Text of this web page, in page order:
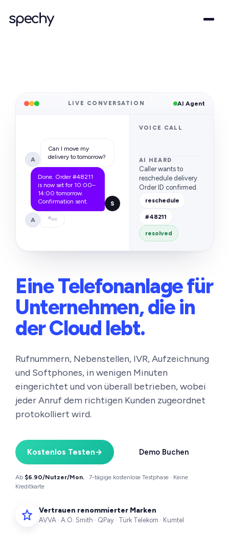
Eine Telefonanlage für
Unternehmen,die in
der Cloud lebt.
Rufnummern, Nebenstellen, IVR, Aufzeichnung
und Softphones, in wenigen Minuten
eingerichtet und von überall betrieben, wobei
jeder Anruf dem richtigen Kunden zugeordnet
protokolliert wird.
Kostenlos Testen→ Demo Buchen
Ab $6.90/Nutzer/Mon. · 7-tägige kostenlose Testphase · Keine
Kreditkarte
Vertrauen renommierter Marken
AVVA · A.O. Smith · QPay · Türk Telekom · Kumtel
LIVE CONVERSATION AI Agent
A
Can I move my
delivery to tomorrow?
Done. Order #48211
is now set for 10:00–
14:00 tomorrow.
Confirmation sent.
S
A
VOICE CALL
AI HEARD
Caller wants to
reschedule delivery.
Order ID confirmed.
reschedule
#48211
resolved